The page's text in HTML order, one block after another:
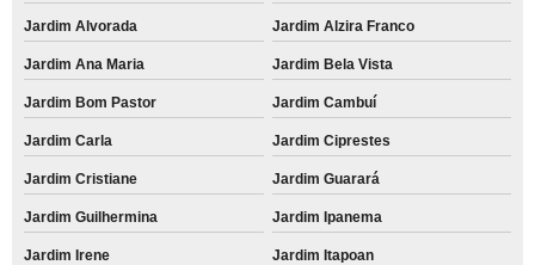
Jardim Alvorada Jardim Alzira Franco
Jardim Ana Maria Jardim Bela Vista
Jardim Bom Pastor Jardim Cambuí
Jardim Carla Jardim Ciprestes
Jardim Cristiane Jardim Guarará
Jardim Guilhermina Jardim Ipanema
Jardim Irene Jardim Itapoan